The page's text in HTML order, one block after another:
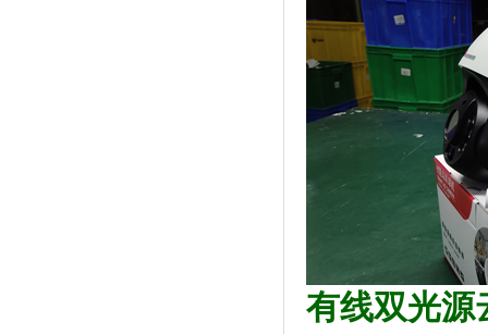
有线双光源